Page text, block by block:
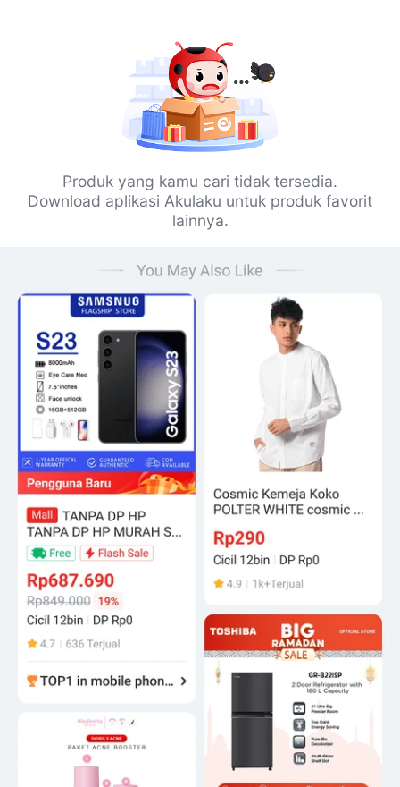
Produk yang kamu cari tidak tersedia.
Download aplikasi Akulaku untuk produk favorit
lainnya.